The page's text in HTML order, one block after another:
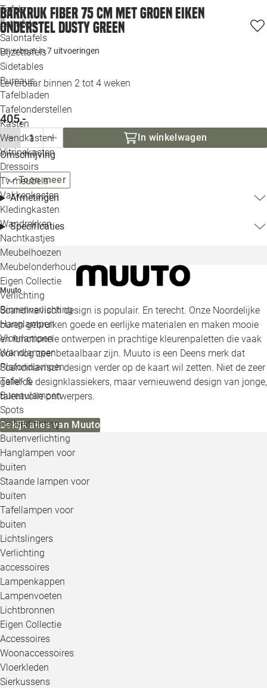
Tafels
Eettafels
Salontafels
Bijzettafels
Sidetables
Bureaus
Tafelbladen
Tafelonderstellen
Kasten
Wandkasten
Vitrinekasten
Dressoirs
Tv meubels
Vakkenkasten
Kledingkasten
Wandrekken
Nachtkastjes
Meubelhoezen
Meubelonderhoud
Eigen Collectie
Verlichting
Binnenverlichting
Hanglampen
Vloerlampen
Wandlampen
Plafondlampen
Tafel- &
Bureaulampen
Spots
Railverlichting
Buitenverlichting
Hanglampen voor
buiten
Staande lampen voor
buiten
Tafellampen voor
buiten
Lichtslingers
Verlichting
accessoires
Lampenkappen
Lampenvoeten
Lichtbronnen
Eigen Collectie
Accessoires
Woonaccessoires
Vloerkleden
Sierkussens
Barkruk Fiber 75 cm met groen eiken
onderstel dusty green
Leverbaar in7 uitvoeringen
Leverbaar binnen 2 tot 4 weken
405,-
In winkelwagen
Omschrijving
Toon meer
Afmetingen
Specificaties
Muuto
Scandinavisch design is populair. En terecht. Onze Noordelijke
buren gebruiken goede en eerlijke materialen en maken mooie
en functionele ontwerpen in prachtige kleurenpaletten die vaak
ook nog zeer betaalbaar zijn. Muuto is een Deens merk dat
Scandinavisch design verder op de kaart wil zetten. Niet de zeer
geliefde designklassiekers, maar vernieuwend design van jonge,
talentvolle ontwerpers.
Bekijk alles van Muuto